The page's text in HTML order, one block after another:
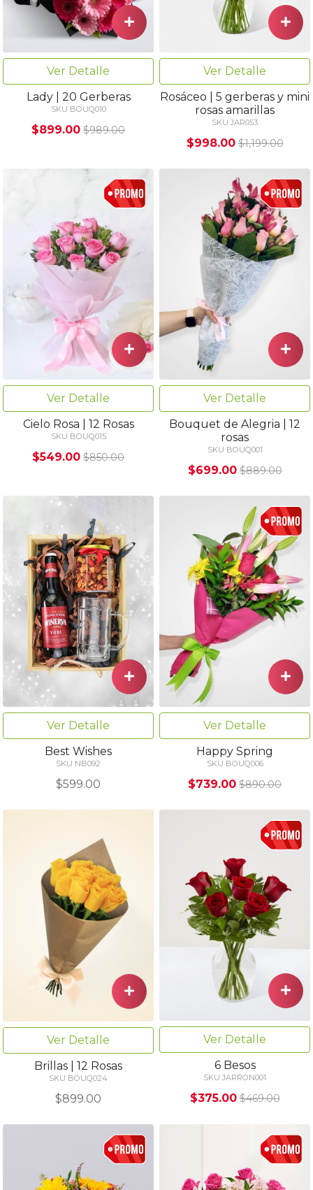
Ver Detalle
Lady | 20 Gerberas
SKU BOUQ010
$899.00 $989.00
Ver Detalle
Rosáceo | 5 gerberas y mini
rosas amarillas
SKU JAR053
$998.00 $1,199.00
Ver Detalle
Cielo Rosa | 12 Rosas
SKU BOUQ015
$549.00 $850.00
Ver Detalle
Bouquet de Alegria | 12
rosas
SKU BOUQ001
$699.00 $889.00
Ver Detalle
Best Wishes
SKU NB092
$599.00
Ver Detalle
Happy Spring
SKU BOUQ006
$739.00 $890.00
Ver Detalle
Brillas | 12 Rosas
SKU BOUQ024
$899.00
Ver Detalle
6 Besos
SKU JARRON001
$375.00 $469.00